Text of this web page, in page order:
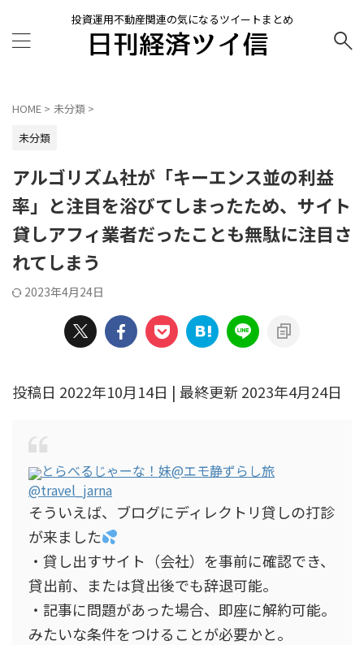
投資運用不動産関連の気になるツイートまとめ
HOME > 未分類 >
未分類
アルゴリズム社が「キーエンス並の利益
率」と注目を浴びてしまったため、サイト
貸しアフィ業者だったことも無駄に注目さ
れてしまう
2023年4月24日
投稿日 2022年10月14日 | 最終更新 2023年4月24日
とらべるじゃーな！妹@エモ静ずらし旅
@travel_jarna
そういえば、ブログにディレクトリ貸しの打診
が来ました
・貸し出すサイト（会社）を事前に確認でき、
貸出前、または貸出後でも辞退可能。
・記事に問題があった場合、即座に解約可能。
みたいな条件をつけることが必要かと。